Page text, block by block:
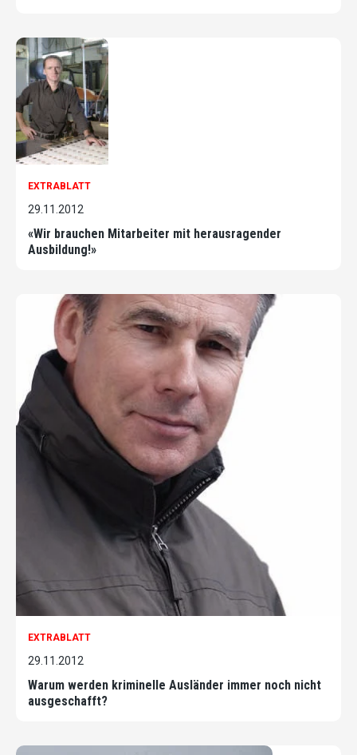
EXTRABLATT
29.11.2012
«Wir brauchen Mitarbeiter mit herausragender
Ausbildung!»
EXTRABLATT
29.11.2012
Warum werden kriminelle Ausländer immer noch nicht
ausgeschafft?